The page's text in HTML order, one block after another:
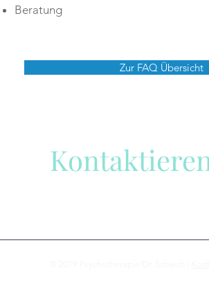
Beratung
Zur FAQ Übersicht